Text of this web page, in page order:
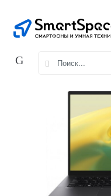
navigation
content
for: